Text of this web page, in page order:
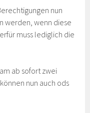
nun
werden, wenn diese
muss lediglich die
ab sofort zwei
nun auch ods